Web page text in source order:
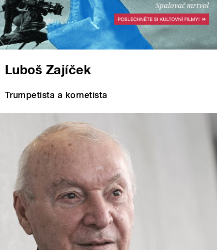
Luboš Zajíček
Trumpetista a kornetista